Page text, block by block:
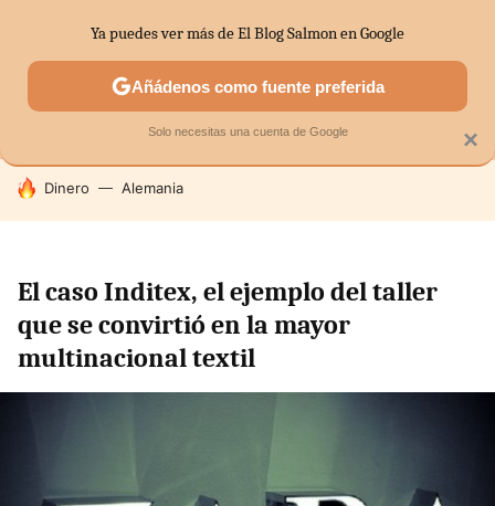
MENÚ NUEVO
ECONOMÍA DOMÉSTICA MERCADOS
HOY SE HABLA DE
Dinero Alemania
El caso Inditex, el ejemplo del taller
que se convirtió en la mayor
multinacional textil
×
Ya puedes ver más de El Blog Salmon en Google
Añádenos como fuente preferida
Solo necesitas una cuenta de Google